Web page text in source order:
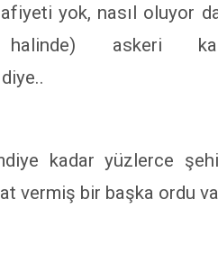
yok, nasıl oluyor
askeri
kadar yüzlerce
vermiş bir başka ordu var